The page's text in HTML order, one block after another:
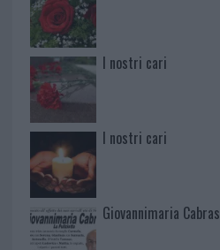
I nostri cari
I nostri cari
Giovannimaria Cabras